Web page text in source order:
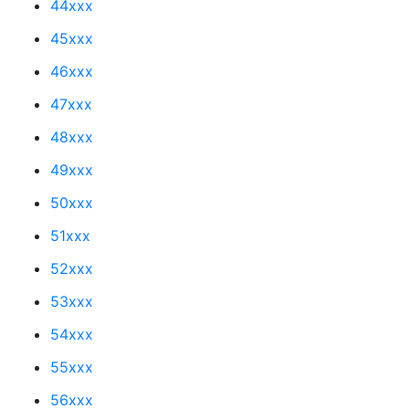
44xxx
45xxx
46xxx
47xxx
48xxx
49xxx
50xxx
51xxx
52xxx
53xxx
54xxx
55xxx
56xxx